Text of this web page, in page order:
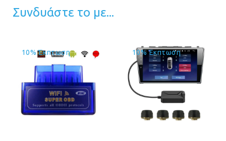
Συνδυάστε το με...
10% Έκπτωση 10% Έκπτωση